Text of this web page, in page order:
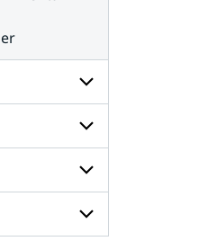
Undersidor
för
Radar
och
satellit
Undersidor
för
Väder
till
havs
Undersidor
för